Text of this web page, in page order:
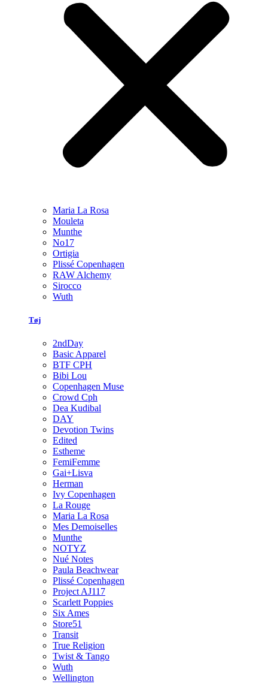
Maria La Rosa
Mouleta
Munthe
No17
Ortigia
Plissé Copenhagen
RAW Alchemy
Sirocco
Wuth
Tøj
2ndDay
Basic Apparel
BTF CPH
Bibi Lou
Copenhagen Muse
Crowd Cph
Dea Kudibal
DAY
Devotion Twins
Edited
Estheme
FemiFemme
Gai+Lisva
Herman
Ivy Copenhagen
La Rouge
Maria La Rosa
Mes Demoiselles
Munthe
NOTYZ
Nué Notes
Paula Beachwear
Plissé Copenhagen
Project AJ117
Scarlett Poppies
Six Ames
Store51
Transit
True Religion
Twist & Tango
Wuth
Wellington